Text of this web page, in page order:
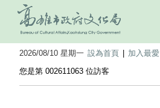
2026/08/10 星期一 設為首頁
加入最愛
您是第 002611063 位訪客